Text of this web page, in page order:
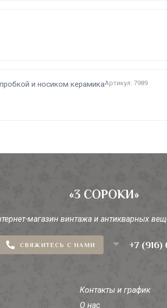
и носиком керамикаАртикул: 7989
«3 СОРОКИ»
магазин винтажа и антикварных
СВЯЖИТЕСЬ С НАМИ +7
Контакты и график
О нас